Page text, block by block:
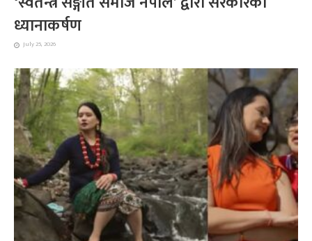
ध्यानाकर्षण
July 25, 2026